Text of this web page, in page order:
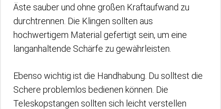
Äste sauber und ohne großen Kraftaufwand zu
durchtrennen. Die Klingen sollten aus
hochwertigem Material gefertigt sein, um eine
langanhaltende Schärfe zu gewährleisten.
Ebenso wichtig ist die Handhabung. Du solltest die
Schere problemlos bedienen können. Die
Teleskopstangen sollten sich leicht verstellen